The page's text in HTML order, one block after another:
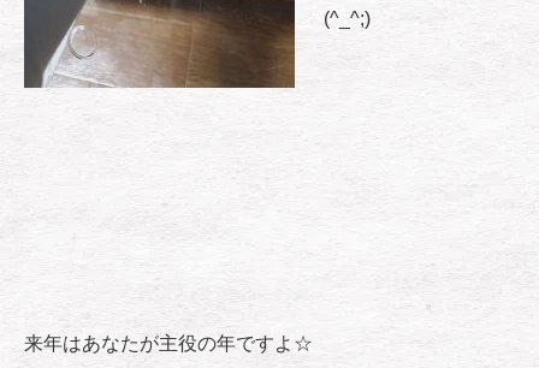
(^_^;)
来年はあなたが主役の年ですよ☆